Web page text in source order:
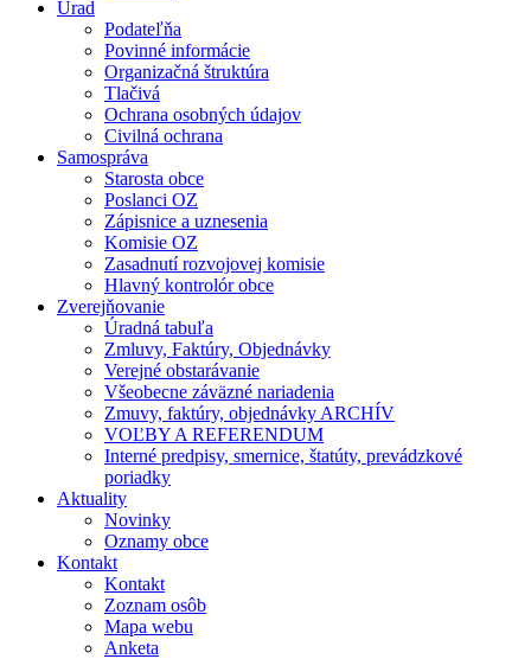
Úrad
Podateľňa
Povinné informácie
Organizačná štruktúra
Tlačivá
Ochrana osobných údajov
Civilná ochrana
Samospráva
Starosta obce
Poslanci OZ
Zápisnice a uznesenia
Komisie OZ
Zasadnutí rozvojovej komisie
Hlavný kontrolór obce
Zverejňovanie
Úradná tabuľa
Zmluvy, Faktúry, Objednávky
Verejné obstarávanie
Všeobecne záväzné nariadenia
Zmuvy, faktúry, objednávky ARCHÍV
VOĽBY A REFERENDUM
Interné predpisy, smernice, štatúty, prevádzkové
poriadky
Aktuality
Novinky
Oznamy obce
Kontakt
Kontakt
Zoznam osôb
Mapa webu
Anketa